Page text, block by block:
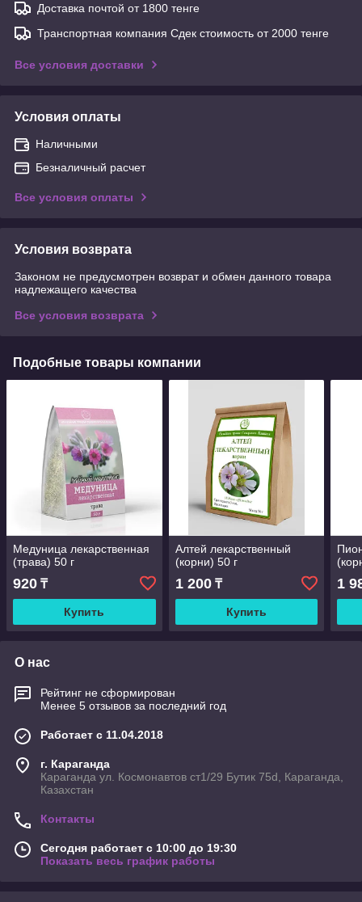
Доставка почтой от 1800 тенге
Транспортная компания Сдек стоимость от 2000 тенге
Все условия доставки
Условия оплаты
Наличными
Безналичный расчет
Все условия оплаты
Условия возврата
Законом не предусмотрен возврат и обмен данного товара
надлежащего качества
Все условия возврата
Подобные товары компании
Медуница лекарственная
(трава) 50 г
920 ₸
Купить
Алтей лекарственный
(корни) 50 г
1 200₸
Купить
1
О нас
Рейтинг не сформирован
Менее 5 отзывов за последний год
Работает с 11.04.2018
г. Караганда
Караганда ул. Космонавтов ст1/29 Бутик 75d, Караганда,
Казахстан
Контакты
Сегодня работает с 10:00 до 19:30
Показать весь график работы